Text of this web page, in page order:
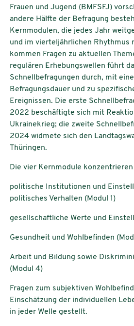
Frauen und Jugend (BMFSFJ)
andere Hälfte der Befragung
Kernmodulen, die jedes Jahr
und im vierteljährlichen Rhythmus
kommen Fragen zu aktuellen
regulären Erhebungswellen führt
Schnellbefragungen durch, mit
Befragungsdauer und zu
Ereignissen. Die erste
2022 beschäftigte sich mit
Ukrainekrieg; die zweite
2024 widmete sich den
Thüringen.
Die vier Kernmodule konzentrieren
politische Institutionen und
politisches Verhalten (Modul 1)
gesellschaftliche Werte und
Gesundheit und Wohlbefinden
Arbeit und Bildung sowie
(Modul 4)
Fragen zum subjektiven
Einschätzung der individuellen
in jeder Welle gestellt.